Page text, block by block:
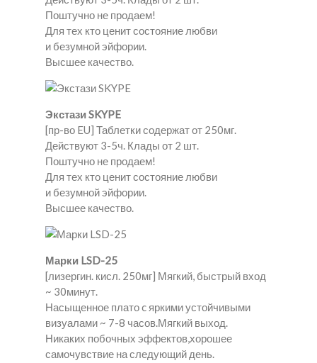
Поштучно не продаем!
Для тех кто ценит состояние любви
и безумной эйфории.
Высшее качество.
Экстази SKYPE
[пр-во EU] Таблетки содержат от 250мг.
Действуют 3-5ч. Клады от 2 шт.
Поштучно не продаем!
Для тех кто ценит состояние любви
и безумной эйфории.
Высшее качество.
Марки LSD-25
[лизергин. кисл. 250мг] Мягкий, быстрый вход
~ 30минут.
Насыщенное плато c яркими устойчивыми
визуалами ~ 7-8 часов.Мягкий выход.
Никаких побочных эффектов,хорошее
самочувствие на следующий день.